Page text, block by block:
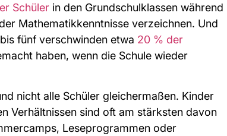
Schüler in den Grundschulklassen während
Mathematikkenntnisse verzeichnen. Und
fünf verschwinden etwa 20 % der
haben, wenn die Schule wieder
nicht alle Schüler gleichermaßen. Kinder
Verhältnissen sind oft am stärksten davon
Leseprogrammen oder